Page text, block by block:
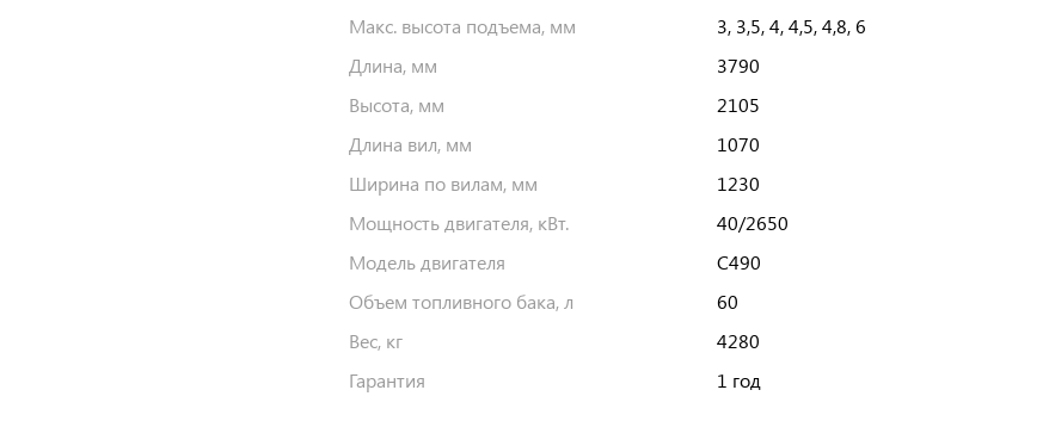
Макс. высота подъема, мм
3, 3,5, 4, 4,5, 4,8, 6
Длина, мм
3790
Высота, мм
2105
Длина вил, мм
1070
Ширина по вилам, мм
1230
Мощность двигателя, кВт.
40/2650
Модель двигателя
C490
Объем топливного бака, л
60
Вес, кг
4280
Гарантия
1 год